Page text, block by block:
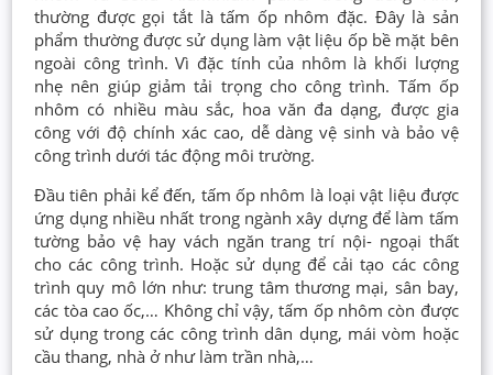
thường được gọi tắt là tấm ốp nhôm đặc. Đây là sản
phẩm thường được sử dụng làm vật liệu ốp bề mặt bên
ngoài công trình. Vì đặc tính của nhôm là khối lượng
nhẹ nên giúp giảm tải trọng cho công trình. Tấm ốp
nhôm có nhiều màu sắc, hoa văn đa dạng, được gia
công với độ chính xác cao, dễ dàng vệ sinh và bảo vệ
công trình dưới tác động môi trường.
Đầu tiên phải kể đến, tấm ốp nhôm là loại vật liệu được
ứng dụng nhiều nhất trong ngành xây dựng để làm tấm
tường bảo vệ hay vách ngăn trang trí nội- ngoại thất
cho các công trình. Hoặc sử dụng để cải tạo các công
trình quy mô lớn như: trung tâm thương mại, sân bay,
các tòa cao ốc,… Không chỉ vậy, tấm ốp nhôm còn được
sử dụng trong các công trình dân dụng, mái vòm hoặc
cầu thang, nhà ở như làm trần nhà,…